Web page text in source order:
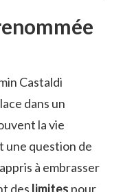
Castaldi
dans un
la vie
une question de
à embrasser
des limites pour